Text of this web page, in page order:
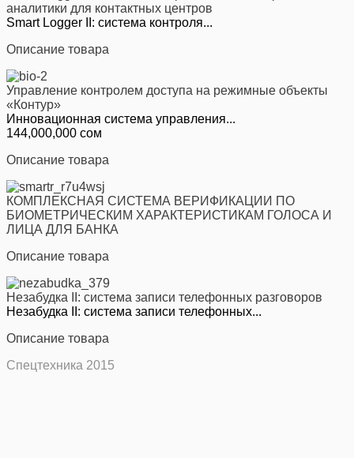
аналитики для контактных центров
Smart Logger II: система контроля...
Описание товара
Управление контролем доступа на режимные объекты
«Контур»
Инновационная система управления...
144,000,000 сом
Описание товара
КОМПЛЕКСНАЯ СИСТЕМА ВЕРИФИКАЦИИ ПО
БИОМЕТРИЧЕСКИМ ХАРАКТЕРИСТИКАМ ГОЛОСА И
ЛИЦА ДЛЯ БАНКА
Описание товара
Незабудка II: система записи телефонных разговоров
Незабудка II: система записи телефонных...
Описание товара
Спецтехника 2015